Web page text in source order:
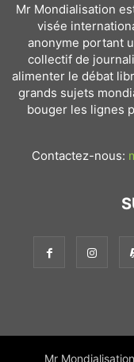
Mr Mondialisation
visée
anonyme portant
collectif de
alimenter le débat
grands sujets
bouger les lignes
Contactez-nous:
Mr